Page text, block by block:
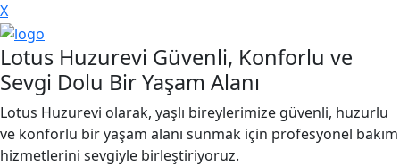
X
Lotus Huzurevi Güvenli, Konforlu ve
Sevgi Dolu Bir Yaşam Alanı
Lotus Huzurevi olarak, yaşlı bireylerimize güvenli, huzurlu
ve konforlu bir yaşam alanı sunmak için profesyonel bakım
hizmetlerini sevgiyle birleştiriyoruz.